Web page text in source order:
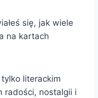
się, jak wiele
na kartach
literackim
radości, nostalgii i